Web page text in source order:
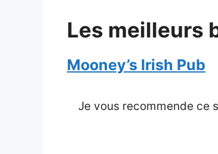
Les meilleurs
Mooney’s Irish Pub
Je vous recommende ce